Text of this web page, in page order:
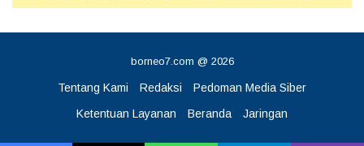
borneo7.com @ 2026
Tentang Kami Redaksi
Pedoman Media Siber
Ketentuan Layanan
Beranda Jaringan